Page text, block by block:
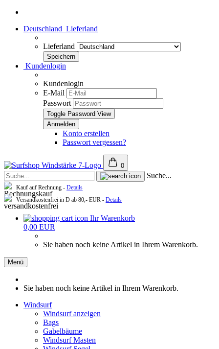
Deutschland Lieferland
Lieferland
Kundenlogin
Kundenlogin
E-Mail
Passwort
Toggle Password View
Konto erstellen
Passwort vergessen?
0
Suche...
Kauf auf Rechnung - Details
Versandkostenfrei in D ab 80,- EUR - Details
Ihr Warenkorb
0,00 EUR
Sie haben noch keine Artikel in Ihrem Warenkorb.
Menü
Sie haben noch keine Artikel in Ihrem Warenkorb.
Windsurf
Windsurf anzeigen
Bags
Gabelbäume
Windsurf Masten